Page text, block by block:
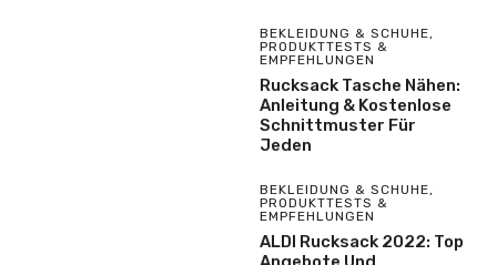
BEKLEIDUNG & SCHUHE,
PRODUKTTESTS &
EMPFEHLUNGEN
Rucksack Tasche Nähen:
Anleitung & Kostenlose
Schnittmuster Für
Jeden
BEKLEIDUNG & SCHUHE,
PRODUKTTESTS &
EMPFEHLUNGEN
ALDI Rucksack 2022: Top